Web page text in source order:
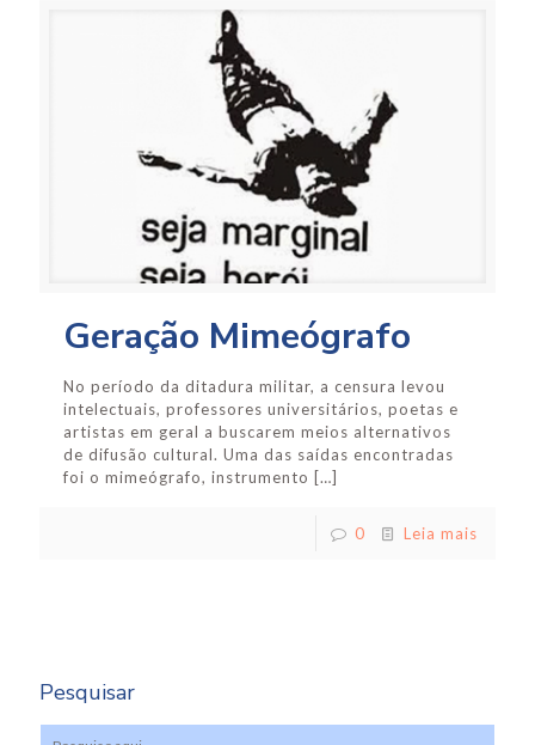
Geração Mimeógrafo
No período da ditadura militar, a censura levou
intelectuais, professores universitários, poetas e
artistas em geral a buscarem meios alternativos
de difusão cultural. Uma das saídas encontradas
foi o mimeógrafo, instrumento […]
0 Leia mais
Pesquisar